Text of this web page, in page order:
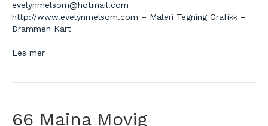
evelynmelsom@hotmail.com
http://www.evelynmelsom.com – Maleri Tegning Grafikk –
Drammen Kart
Les mer
66 Maina Movig